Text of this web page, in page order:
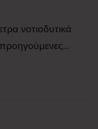
νοτιοδυτικά